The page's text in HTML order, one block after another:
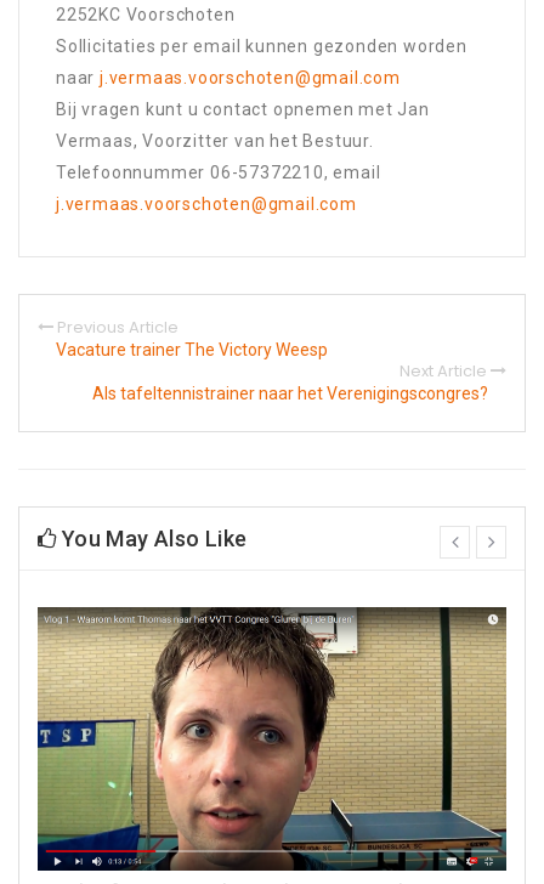
2252KC Voorschoten
Sollicitaties per email kunnen gezonden worden
naar j.vermaas.voorschoten@gmail.com
Bij vragen kunt u contact opnemen met Jan
Vermaas, Voorzitter van het Bestuur.
Telefoonnummer 06-57372210, email
j.vermaas.voorschoten@gmail.com
Previous Article
Vacature trainer The Victory Weesp
Next Article
Als tafeltennistrainer naar het Verenigingscongres?
You May Also Like
prev